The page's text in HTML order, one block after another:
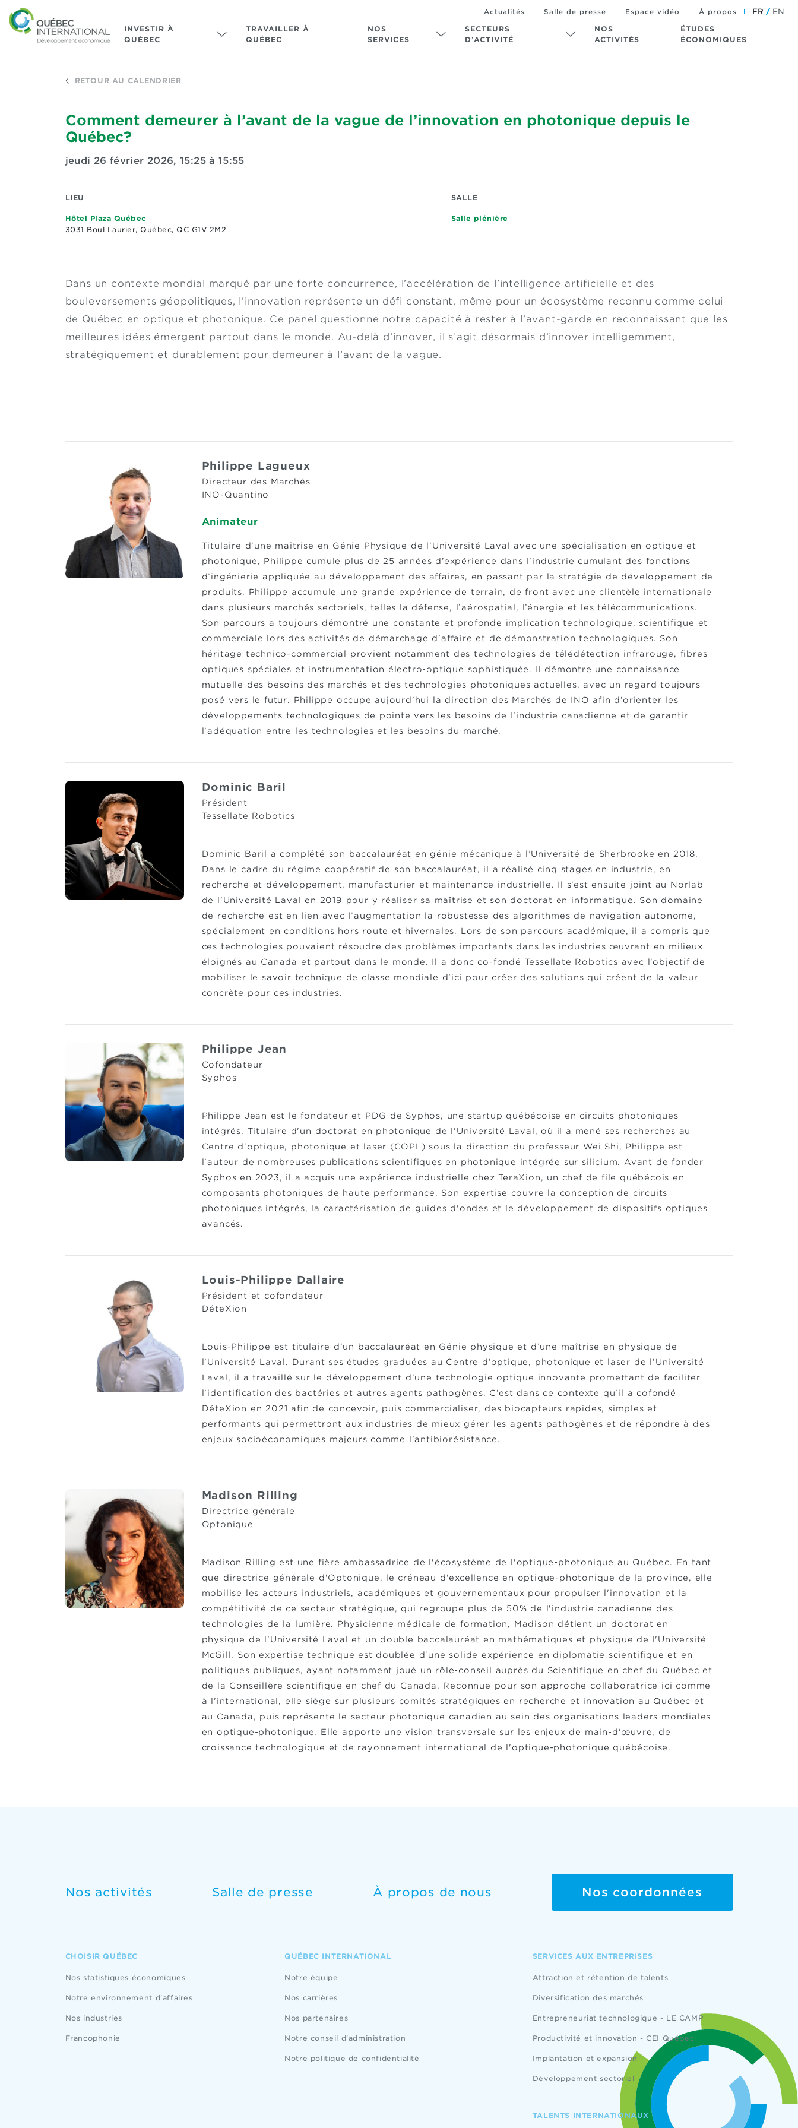
INVESTIR À
QUÉBEC
TRAVAILLER À
QUÉBEC
NOS
SERVICES
SECTEURS
D’ACTIVITÉ
NOS
ACTIVITÉS
ÉTUDES
ÉCONOMIQUES
Actualités Salle de presse Espace vidéo À propos FR EN
RETOUR AU CALENDRIER
Comment demeurer à l’avant de la vague de l’innovation en photonique depuis le
Québec?
jeudi 26 février 2026,15:25 à 15:55
LIEU
Hôtel Plaza Québec
3031 Boul Laurier, Québec, QC G1V 2M2
SALLE
Salle plénière
Dans un contexte mondial marqué par une forte concurrence, l’accélération de l’intelligence artificielle et des
bouleversements géopolitiques, l’innovation représente un défi constant, même pour un écosystème reconnu comme celui
de Québec en optique et photonique. Ce panel questionne notre capacité à rester à l’avant-garde en reconnaissant que les
meilleures idées émergent partout dans le monde. Au-delà d’innover, il s’agit désormais d’innover intelligemment,
stratégiquement et durablement pour demeurer à l’avant de la vague.
Philippe Lagueux
Directeur des Marchés
INO-Quantino
Animateur
Titulaire d’une maîtrise en Génie Physique de l’Université Laval avec une spécialisation en optique et
photonique, Philippe cumule plus de 25 années d’expérience dans l’industrie cumulant des fonctions
d’ingénierie appliquée au développement des affaires, en passant par la stratégie de développement de
produits. Philippe accumule une grande expérience de terrain, de front avec une clientèle internationale
dans plusieurs marchés sectoriels, telles la défense, l’aérospatial, l’énergie et les télécommunications.
Son parcours a toujours démontré une constante et profonde implication technologique, scientifique et
commerciale lors des activités de démarchage d’affaire et de démonstration technologiques. Son
héritage technico-commercial provient notamment des technologies de télédétection infrarouge, fibres
optiques spéciales et instrumentation électro-optique sophistiquée. Il démontre une connaissance
mutuelle des besoins des marchés et des technologies photoniques actuelles, avec un regard toujours
posé vers le futur. Philippe occupe aujourd’hui la direction des Marchés de INO afin d’orienter les
développements technologiques de pointe vers les besoins de l’industrie canadienne et de garantir
l’adéquation entre les technologies et les besoins du marché.
Dominic Baril
Président
Tessellate Robotics
Dominic Baril a complété son baccalauréat en génie mécanique à l’Université de Sherbrooke en 2018.
Dans le cadre du régime coopératif de son baccalauréat, il a réalisé cinq stages en industrie, en
recherche et développement, manufacturier et maintenance industrielle. Il s’est ensuite joint au Norlab
de l’Université Laval en 2019 pour y réaliser sa maîtrise et son doctorat en informatique. Son domaine
de recherche est en lien avec l’augmentation la robustesse des algorithmes de navigation autonome,
spécialement en conditions hors route et hivernales. Lors de son parcours académique, il a compris que
ces technologies pouvaient résoudre des problèmes importants dans les industries œuvrant en milieux
éloignés au Canada et partout dans le monde. Il a donc co-fondé Tessellate Robotics avec l’objectif de
mobiliser le savoir technique de classe mondiale d’ici pour créer des solutions qui créent de la valeur
concrète pour ces industries.
Philippe Jean
Cofondateur
Syphos
Philippe Jean est le fondateur et PDG de Syphos, une startup québécoise en circuits photoniques
intégrés. Titulaire d'un doctorat en photonique de l'Université Laval, où il a mené ses recherches au
Centre d'optique, photonique et laser (COPL) sous la direction du professeur Wei Shi, Philippe est
l'auteur de nombreuses publications scientifiques en photonique intégrée sur silicium. Avant de fonder
Syphos en 2023, il a acquis une expérience industrielle chez TeraXion, un chef de file québécois en
composants photoniques de haute performance. Son expertise couvre la conception de circuits
photoniques intégrés, la caractérisation de guides d'ondes et le développement de dispositifs optiques
avancés.
Louis-Philippe Dallaire
Président et cofondateur
DéteXion
Louis-Philippe est titulaire d’un baccalauréat en Génie physique et d’une maîtrise en physique de
l’Université Laval. Durant ses études graduées au Centre d’optique, photonique et laser de l’Université
Laval, il a travaillé sur le développement d’une technologie optique innovante promettant de faciliter
l’identification des bactéries et autres agents pathogènes. C’est dans ce contexte qu’il a cofondé
DéteXion en 2021 afin de concevoir, puis commercialiser, des biocapteurs rapides, simples et
performants qui permettront aux industries de mieux gérer les agents pathogènes et de répondre à des
enjeux socioéconomiques majeurs comme l’antibiorésistance.
Madison Rilling
Directrice générale
Optonique
Madison Rilling est une fière ambassadrice de l'écosystème de l'optique-photonique au Québec. En tant
que directrice générale d'Optonique, le créneau d'excellence en optique-photonique de la province, elle
mobilise les acteurs industriels, académiques et gouvernementaux pour propulser l'innovation et la
compétitivité de ce secteur stratégique, qui regroupe plus de 50% de l'industrie canadienne des
technologies de la lumière. Physicienne médicale de formation, Madison détient un doctorat en
physique de l'Université Laval et un double baccalauréat en mathématiques et physique de l'Université
McGill. Son expertise technique est doublée d'une solide expérience en diplomatie scientifique et en
politiques publiques, ayant notamment joué un rôle-conseil auprès du Scientifique en chef du Québec et
de la Conseillère scientifique en chef du Canada. Reconnue pour son approche collaboratrice ici comme
à l'international, elle siège sur plusieurs comités stratégiques en recherche et innovation au Québec et
au Canada, puis représente le secteur photonique canadien au sein des organisations leaders mondiales
en optique-photonique. Elle apporte une vision transversale sur les enjeux de main-d'œuvre, de
croissance technologique et de rayonnement international de l'optique-photonique québécoise.
Nos activités Salle de presse À propos de nous Nos coordonnées
CHOISIR QUÉBEC
Nos statistiques économiques
Notre environnement d'affaires
Nos industries
Francophonie
QUÉBEC INTERNATIONAL
Notre équipe
Nos carrières
Nos partenaires
Notre conseil d'administration
Notre politique de confidentialité
SERVICES AUX ENTREPRISES
Attraction et rétention de talents
Diversification des marchés
Entrepreneuriat technologique - LE CAMP
Productivité et innovation - CEI Québec
Implantation et expansion
Développement sectoriel
TALENTS INTERNATIONAUX